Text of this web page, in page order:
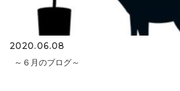
2020.06.08
～６月のブログ～